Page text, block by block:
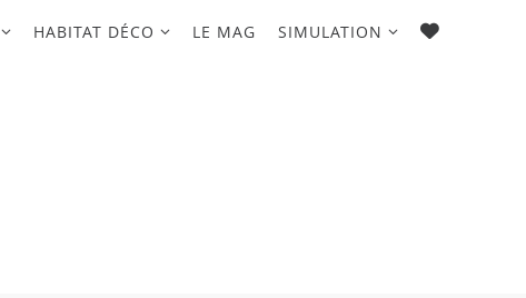
HABITAT DÉCO LE MAG SIMULATION FAVORIS